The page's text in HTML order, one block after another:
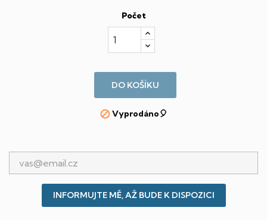
Počet
DO KOŠÍKU
Vyprodáno🎈
INFORMUJTE MĚ, AŽ BUDE K DISPOZICI